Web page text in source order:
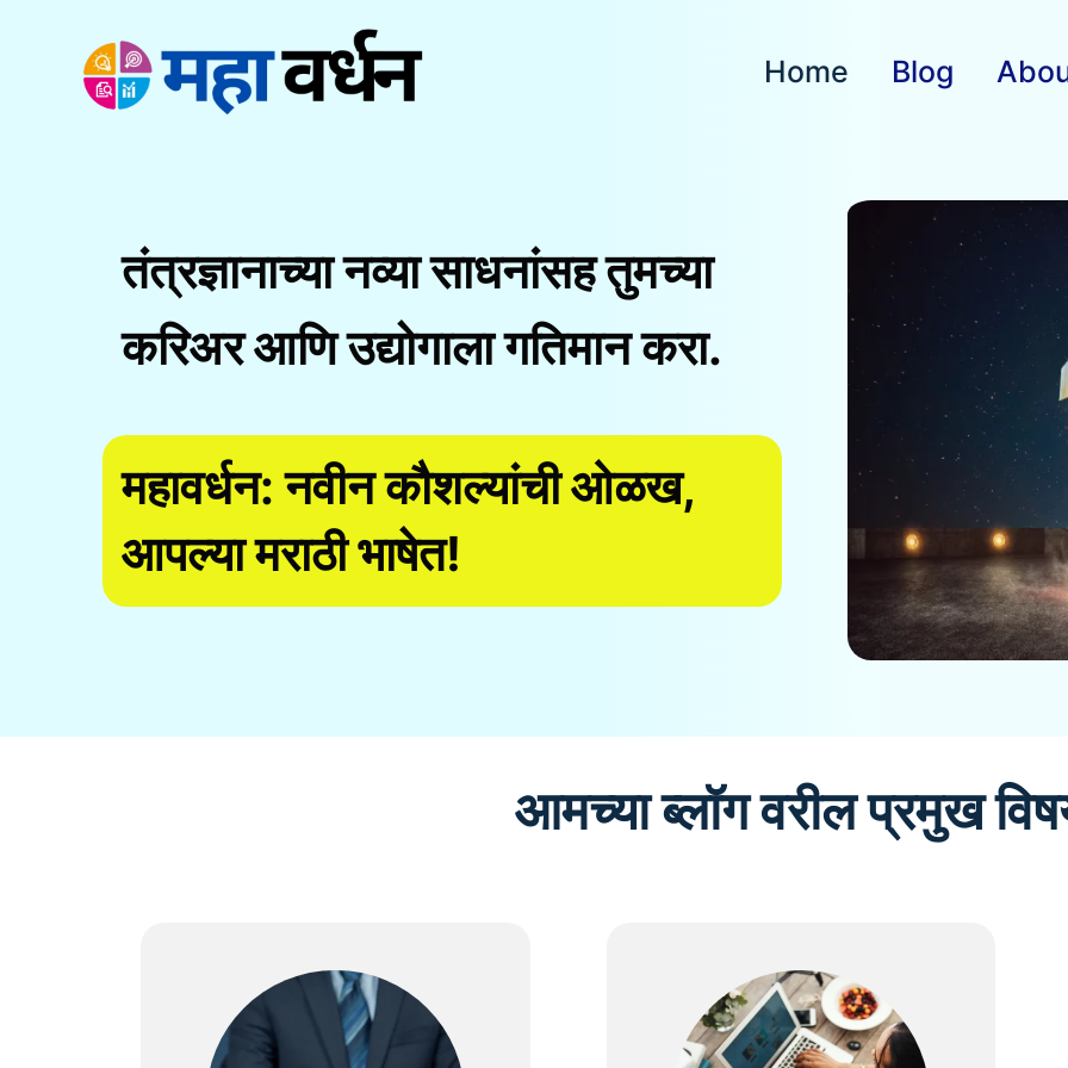
Home Blog
तंत्रज्ञानाच्या नव्या साधनांसह तुमच्या
करिअर आणि उद्योगाला गतिमान करा.
महावर्धन: नवीन कौशल्यांची ओळख,
आपल्या मराठी भाषेत!
आमच्या ब्लॉग वरील प्रमुख